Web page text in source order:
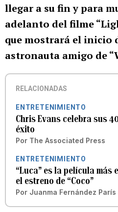
llegar a su fin y para
adelanto del filme
que mostrará el inicio
astronauta amigo de
RELACIONADAS
ENTRETENIMIENTO
Chris Evans celebra sus
éxito
Por The Associated Press
ENTRETENIMIENTO
“Luca” es la película más
el estreno de “Coco”
Por Juanma Fernández París